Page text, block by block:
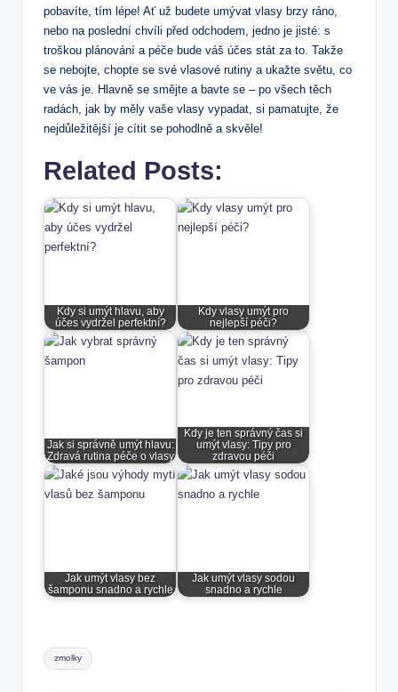
pobavíte, tím lépe! Ať už budete umývat vlasy brzy ráno,
nebo na poslední chvíli před odchodem, jedno je jisté: s
troškou plánování a péče bude váš účes stát za to. Takže
se nebojte, chopte se své vlasové rutiny a ukažte světu, co
ve vás je. Hlavně se smějte a bavte se – po všech těch
radách, jak by měly vaše vlasy vypadat, si pamatujte, že
nejdůležitější je cítit se pohodlně a skvěle!
Related Posts:
Kdy si umýt hlavu, aby
účes vydržel perfektní?
Kdy vlasy umýt pro
nejlepší péči?
Jak si správně umýt hlavu:
Zdravá rutina péče o vlasy
Kdy je ten správný čas si
umýt vlasy: Tipy pro
zdravou péči
Jak umýt vlasy bez
šamponu snadno a rychle
Jak umýt vlasy sodou
snadno a rychle
Tags:
zmolky